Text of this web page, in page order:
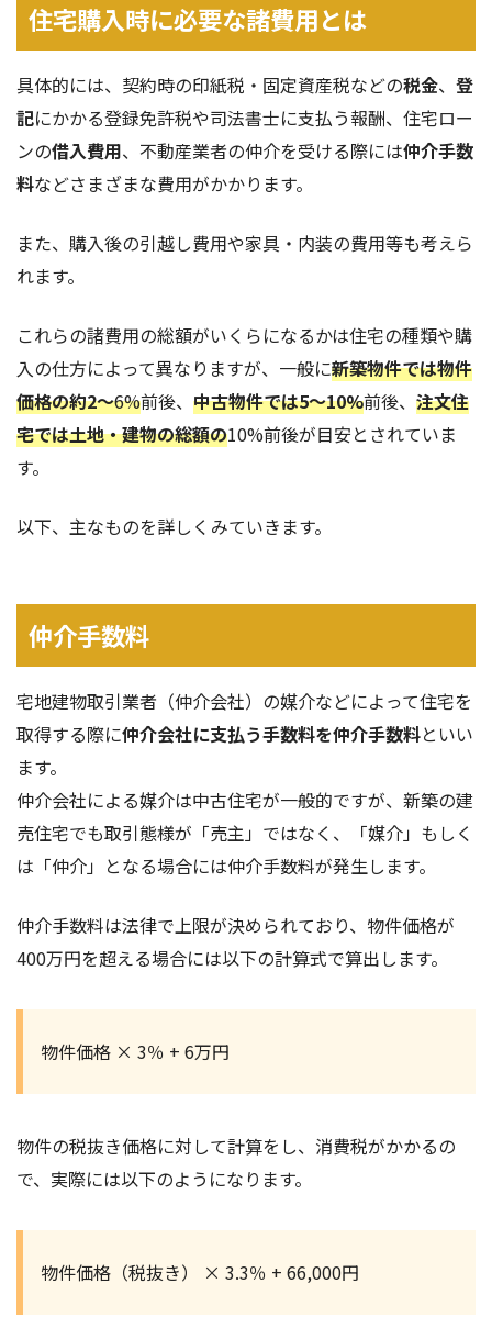
住宅購入時に必要な諸費用とは
具体的には、契約時の印紙税・固定資産税などの税金、 登
記にかかる登録免許税や司法書士に支払う報酬、住宅ロー
ンの借入費用、不動産業者の仲介を受ける際には仲介手数
料などさまざまな費用がかかります。
また、購入後の引越し費用や家具・内装の費用等も考えら
れます。
これらの諸費用の総額がいくらになるかは住宅の種類や購
入の仕方によって異なりますが、一般に新築物件では物件
価格の約2～6%前後、 中古物件では5～10%前後、 注文住
宅では土地・建物の総額の10%前後が目安とされていま
す。
以下、主なものを詳しくみていきます。
仲介手数料
宅地建物取引業者（仲介会社）の媒介などによって住宅を
取得する際に仲介会社に支払う手数料を仲介手数料といい
ます。
仲介会社による媒介は中古住宅が一般的ですが、新築の建
売住宅でも取引態様が「売主」ではなく、「媒介」もしく
は「仲介」となる場合には仲介手数料が発生します。
仲介手数料は法律で上限が決められており、物件価格が
400万円を超える場合には以下の計算式で算出します。
物件価格 × 3％ + 6万円
物件の税抜き価格に対して計算をし、消費税がかかるの
で、実際には以下のようになります。
物件価格（税抜き） × 3.3％ + 66,000円